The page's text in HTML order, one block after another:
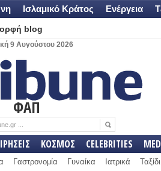
Ισλαμικό Κράτος Ενέργεια
blog
9 Αυγούστου 2026
ΦΑΠ
ΚΟΣΜΟΣ CELEBRITIES
Γαστρονομία Γυναίκα Ιατρικά Ταξίδι